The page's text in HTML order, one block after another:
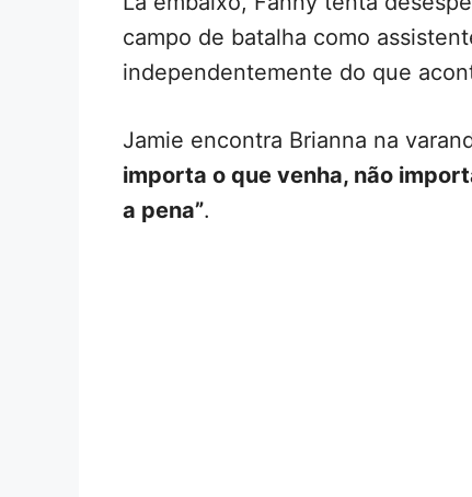
campo de batalha como
independentemente do que
Jamie encontra Brianna na
importa o que venha, não
a pena”.